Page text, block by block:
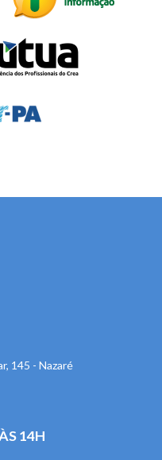
145 - Nazaré
14H